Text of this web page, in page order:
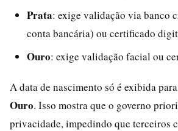
Prata: exige validação via banco
conta bancária) ou certificado
Ouro: exige validação facial ou
A data de nascimento só é exibida
Ouro. Isso mostra que o governo
privacidade, impedindo que terceiros